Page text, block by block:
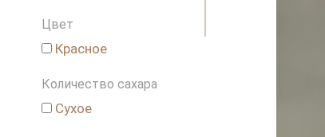
Венгрия
Германия
Грузия
Израиль
Цвет
Красное
Количество сахара
Сухое